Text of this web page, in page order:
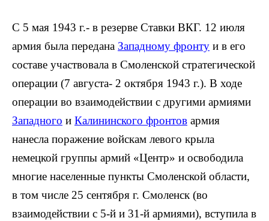
С 5 мая 1943 г.- в резерве Ставки ВКГ. 12 июля
армия была передана Западному фронту и в его
составе участво­вала в Смоленской стратегической
операции (7 августа- 2 октября 1943 г.). В ходе
операции во взаимодействии с другими армиями
Западного и Калинин­ского фронтов армия
нанесла пораже­ние войскам левого крыла
немецкой группы армий «Центр» и освободила
многие населенные пункты Смоленской области,
в том числе 25 сентября г. Смо­ленск (во
взаимодействии с 5-й и 31-й армиями), вступила в